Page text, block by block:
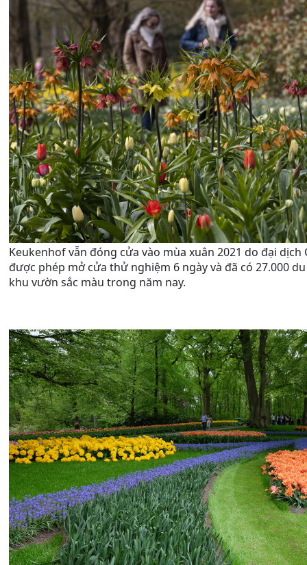
Keukenhof vẫn đóng cửa vào mùa xuân 2021 do đại dịch
được phép mở cửa thử nghiệm 6 ngày và đã có 27.000
khu vườn sắc màu trong năm nay.